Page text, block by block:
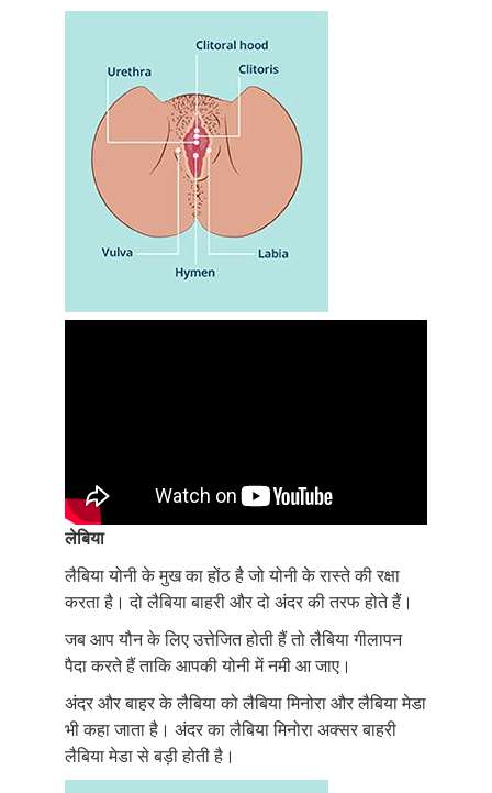
लेबिया
लैबिया योनी के मुख का होंठ है जो योनी के रास्ते की रक्षा
करता है। दो लैबिया बाहरी और दो अंदर की तरफ होते हैं।
जब आप यौन के लिए उत्तेजित होती हैं तो लैबिया गीलापन
पैदा करते हैं ताकि आपकी योनी में नमी आ जाए।
अंदर और बाहर के लैबिया को लैबिया मिनोरा और लैबिया मेडा
भी कहा जाता है। अंदर का लैबिया मिनोरा अक्सर बाहरी
लैबिया मेडा से बड़ी होती है।